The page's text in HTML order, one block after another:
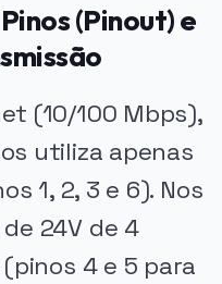
(Pinout) e
(10/100 Mbps),
utiliza apenas
1, 2, 3 e 6). Nos
24V de 4
4 e 5 para